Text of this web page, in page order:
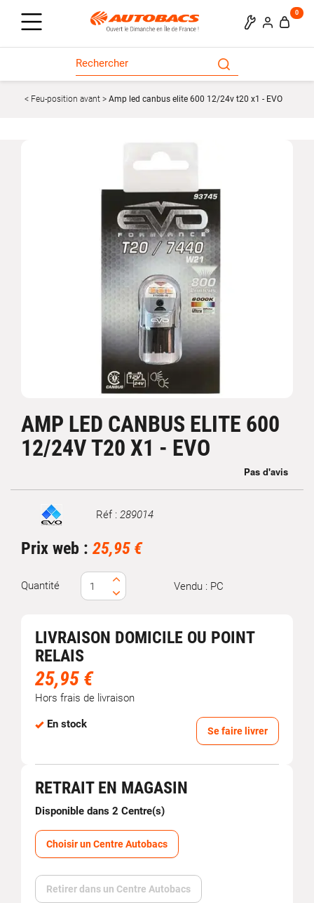
0
Feu-position avant Amp led canbus elite 600 12/24v t20 x1 - EVO
AMP LED CANBUS ELITE 600
12/24V T20 X1 - EVO
Marque Réf : 289014
Prix web : 25,95 €
Quantité Vendu : PC
LIVRAISON DOMICILE OU POINT
RELAIS
25,95 €
Hors frais de livraison
En stock
Se faire livrer
RETRAIT EN MAGASIN
Disponible dans 2 Centre(s)
Choisir un Centre Autobacs
Retirer dans un Centre Autobacs